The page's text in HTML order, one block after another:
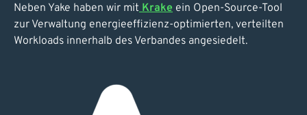
Neben Yake haben wir mit Krake ein Open-Source-Tool
zur Verwaltung energieeffizienz-optimierten, verteilten
Workloads innerhalb des Verbandes angesiedelt.